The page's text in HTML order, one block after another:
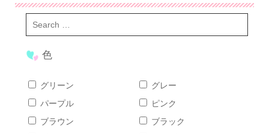
色
グリーン
グレー
パープル
ピンク
ブラウン
ブラック